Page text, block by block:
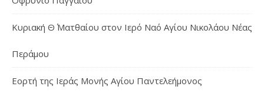
Κυριακή Θ΄ Ματθαίου στον Ιερό Ναό Αγίου Νικολάου Νέας
Περάμου
Εορτή της Ιεράς Μονής Αγίου Παντελεήμονος